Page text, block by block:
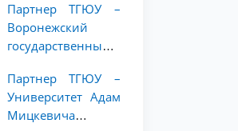
студентов 2–3
курсов ТГЮУ
программу
академической
мобильности для
курсов ТГЮУ
Партнер ТГЮУ –
Воронежский
государственный
объявляет
программу
академической
Партнер ТГЮУ –
Университет Адам
Мицкевича